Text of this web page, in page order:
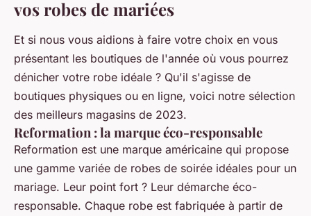
vos robes de mariées
Et si nous vous aidions à faire votre choix en vous
présentant les boutiques de l'année où vous pourrez
dénicher votre robe idéale ? Qu'il s'agisse de
boutiques physiques ou en ligne, voici notre sélection
des meilleurs magasins de 2023.
Reformation : la marque éco-responsable
Reformation est une marque américaine qui propose
une gamme variée de robes de soirée idéales pour un
mariage. Leur point fort ? Leur démarche éco-
responsable. Chaque robe est fabriquée à partir de